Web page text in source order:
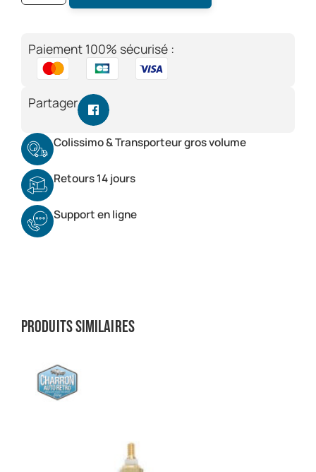
Paiement 100% sécurisé :
Partager
Colissimo & Transporteur gros volume
Retours 14 jours
Support en ligne
Produits similaires